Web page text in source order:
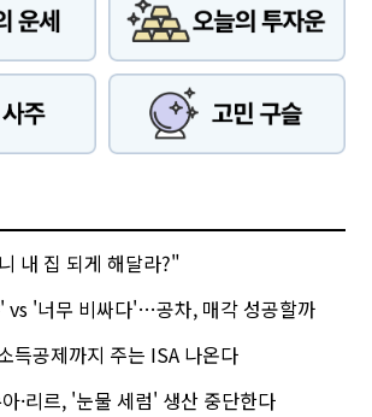
내 집 되게 해달라?"
vs '너무 비싸다'…공차, 매각 성공할까
득공제까지 주는 ISA 나온다
·리르, '눈물 세럼' 생산 중단한다